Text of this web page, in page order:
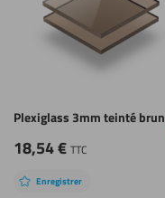
Plexiglass 3mm teinté brun
18,54€ TTC
Enregistrer